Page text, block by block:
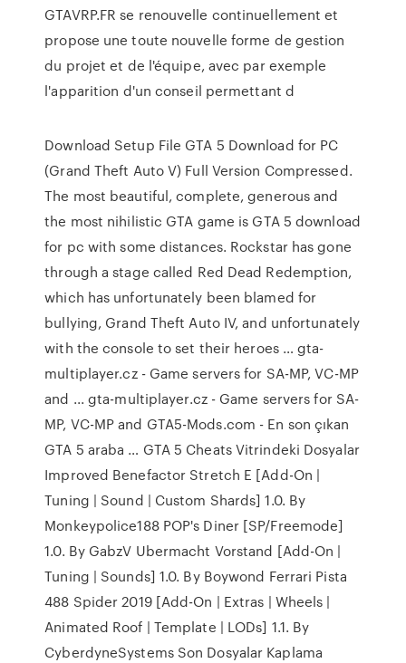
GTAVRP.FR se renouvelle continuellement et
propose une toute nouvelle forme de gestion
du projet et de l'équipe, avec par exemple
l'apparition d'un conseil permettant d
Download Setup File GTA 5 Download for PC
(Grand Theft Auto V) Full Version Compressed.
The most beautiful, complete, generous and
the most nihilistic GTA game is GTA 5 download
for pc with some distances. Rockstar has gone
through a stage called Red Dead Redemption,
which has unfortunately been blamed for
bullying, Grand Theft Auto IV, and unfortunately
with the console to set their heroes … gta-
multiplayer.cz - Game servers for SA-MP, VC-MP
and ... gta-multiplayer.cz - Game servers for SA-
MP, VC-MP and GTA5-Mods.com - En son çıkan
GTA 5 araba … GTA 5 Cheats Vitrindeki Dosyalar
Improved Benefactor Stretch E [Add-On |
Tuning | Sound | Custom Shards] 1.0. By
Monkeypolice188 POP's Diner [SP/Freemode]
1.0. By GabzV Ubermacht Vorstand [Add-On |
Tuning | Sounds] 1.0. By Boywond Ferrari Pista
488 Spider 2019 [Add-On | Extras | Wheels |
Animated Roof | Template | LODs] 1.1. By
CyberdyneSystems Son Dosyalar Kaplama